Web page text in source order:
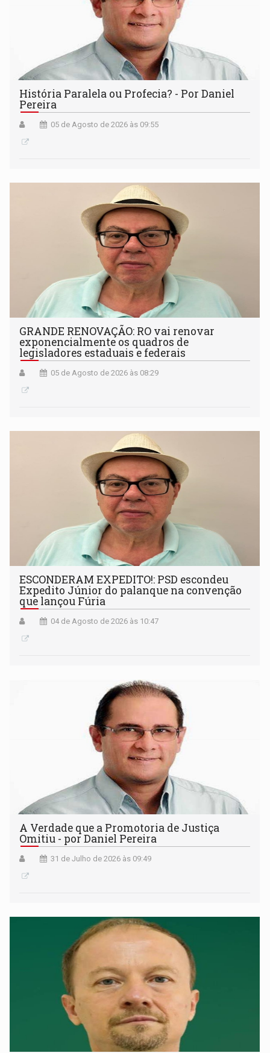
História Paralela ou Profecia? - Por Daniel
Pereira
05 de Agosto de 2026 às 09:55
GRANDE RENOVAÇÃO: RO vai renovar
exponencialmente os quadros de
legisladores estaduais e federais
05 de Agosto de 2026 às 08:29
ESCONDERAM EXPEDITO!: PSD escondeu
Expedito Júnior do palanque na convenção
que lançou Fúria
04 de Agosto de 2026 às 10:47
A Verdade que a Promotoria de Justiça
Omitiu - por Daniel Pereira
31 de Julho de 2026 às 09:49